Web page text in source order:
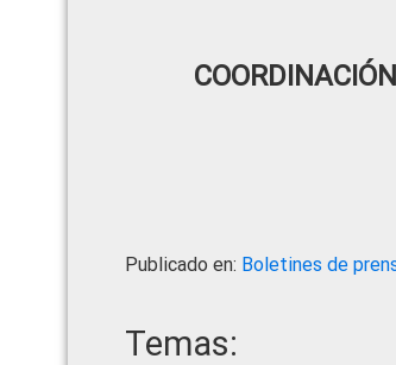
Publicado en: Boletines de
Temas: